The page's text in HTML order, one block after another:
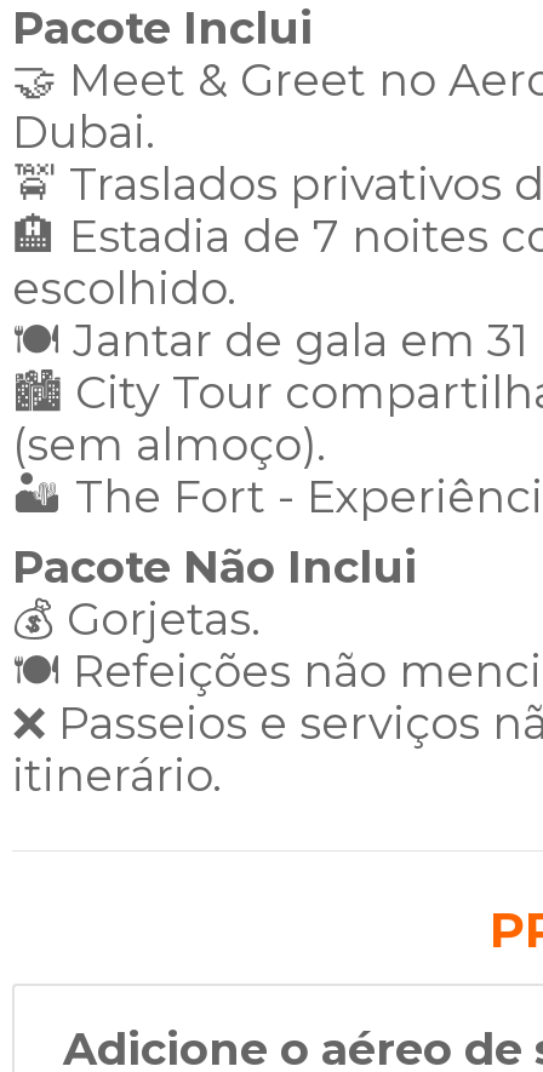
Pacote Inclui
🤝 Meet & Greet no
Dubai.
🚖 Traslados privativos
🏨 Estadia de 7 noites
escolhido.
🍽️ Jantar de gala em
🏙️ City Tour
(sem almoço).
🏜️ The Fort -
Pacote Não Inclui
💰 Gorjetas.
🍽️ Refeições não
❌ Passeios e serviços
itinerário.
Adicione o aéreo de